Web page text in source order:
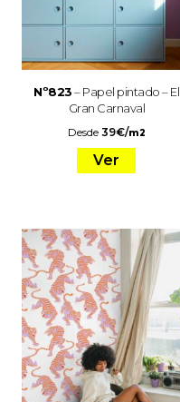
Nº823– Papel pintado – El
Gran Carnaval
Desde 39€/m2
Ver